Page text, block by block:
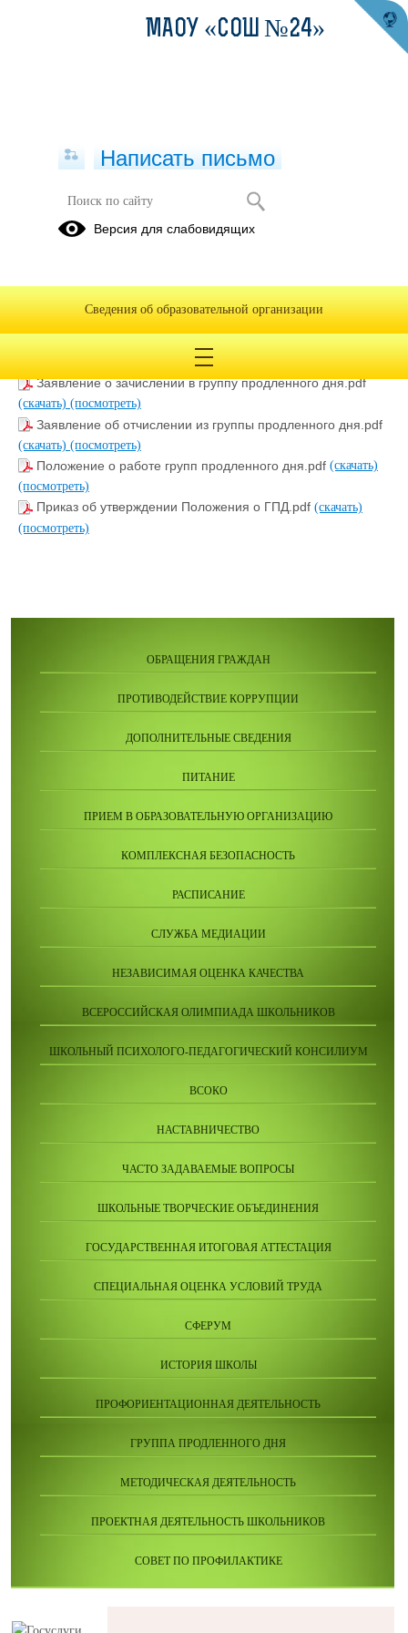
Группа продленного дня
Договор.pdf(скачать)(посмотреть)
Заявление о зачислении в группу продленного дня.pdf
(скачать) (посмотреть)
Заявление об отчислении из группы продленного дня.pdf
(скачать) (посмотреть)
Положение о работе групп продленного дня.pdf (скачать)
(посмотреть)
Приказ об утверждении Положения о ГПД.pdf (скачать)
(посмотреть)
ОБРАЩЕНИЯ ГРАЖДАН
ПРОТИВОДЕЙСТВИЕ КОРРУПЦИИ
ДОПОЛНИТЕЛЬНЫЕ СВЕДЕНИЯ
ПИТАНИЕ
ПРИЕМ В ОБРАЗОВАТЕЛЬНУЮ ОРГАНИЗАЦИЮ
КОМПЛЕКСНАЯ БЕЗОПАСНОСТЬ
РАСПИСАНИЕ
СЛУЖБА МЕДИАЦИИ
НЕЗАВИСИМАЯ ОЦЕНКА КАЧЕСТВА
ВСЕРОССИЙСКАЯ ОЛИМПИАДА ШКОЛЬНИКОВ
ШКОЛЬНЫЙ ПСИХОЛОГО-ПЕДАГОГИЧЕСКИЙ КОНСИЛИУМ
ВСОКО
НАСТАВНИЧЕСТВО
ЧАСТО ЗАДАВАЕМЫЕ ВОПРОСЫ
ШКОЛЬНЫЕ ТВОРЧЕСКИЕ ОБЪЕДИНЕНИЯ
ГОСУДАРСТВЕННАЯ ИТОГОВАЯ АТТЕСТАЦИЯ
СПЕЦИАЛЬНАЯ ОЦЕНКА УСЛОВИЙ ТРУДА
СФЕРУМ
ИСТОРИЯ ШКОЛЫ
ПРОФОРИЕНТАЦИОННАЯ ДЕЯТЕЛЬНОСТЬ
ГРУППА ПРОДЛЕННОГО ДНЯ
МЕТОДИЧЕСКАЯ ДЕЯТЕЛЬНОСТЬ
ПРОЕКТНАЯ ДЕЯТЕЛЬНОСТЬ ШКОЛЬНИКОВ
СОВЕТ ПО ПРОФИЛАКТИКЕ
МАОУ «СОШ №24»
Написать письмо
Версия для слабовидящих
Сведения об образовательной организации